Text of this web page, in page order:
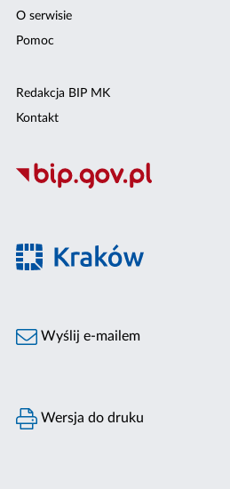
O serwisie
Pomoc
Redakcja BIP MK
Kontakt
Wyślij e-mailem
Wersja do druku